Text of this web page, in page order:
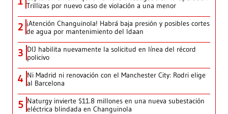
Trillizas por nuevo caso de violación a una menor
2 ¡Atención Changuinola! Habrá baja presión y posibles cortes
de agua por mantenimiento del Idaan
3 DIJ habilita nuevamente la solicitud en línea del récord
policivo
4 Ni Madrid ni renovación con el Manchester City: Rodri elige
al Barcelona
5 Naturgy invierte $11.8 millones en una nueva subestación
eléctrica blindada en Changuinola